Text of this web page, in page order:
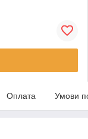
Оплата Умови